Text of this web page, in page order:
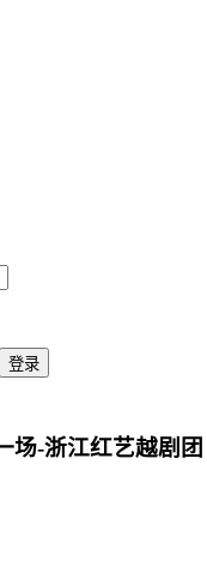
登录
场-浙江红艺越剧团